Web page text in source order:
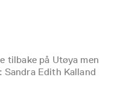
tilbake på Utøya men
Sandra Edith Kalland